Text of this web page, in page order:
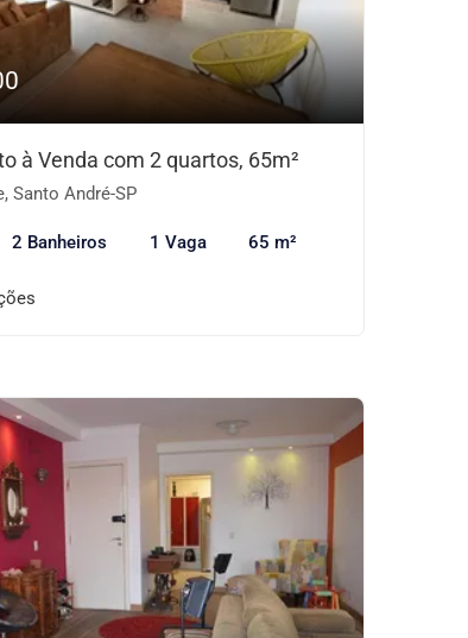
à Venda com 2 quartos, 65m²
Santo André-SP
2 Banheiros 1 Vaga 65 m²